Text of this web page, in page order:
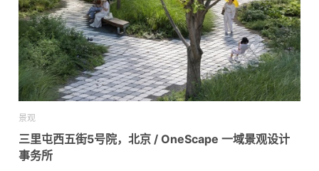
景观
三里屯西五街5号院，北京 / OneScape 一域景观设计
事务所